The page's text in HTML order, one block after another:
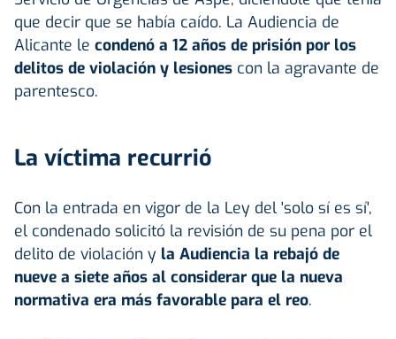
que decir que se había caído. La Audiencia de
Alicante le condenó a 12 años de prisión por los
delitos de violación y lesiones con la agravante de
parentesco.
La víctima recurrió
Con la entrada en vigor de la Ley del 'solo sí es sí',
el condenado solicitó la revisión de su pena por el
delito de violación y la Audiencia la rebajó de
nueve a siete años al considerar que la nueva
normativa era más favorable para el reo.